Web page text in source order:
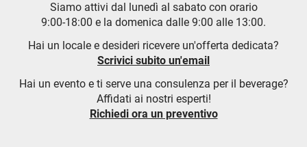
Siamo attivi dal lunedì al sabato con orario
9:00-18:00 e la domenica dalle 9:00 alle 13:00.
Hai un locale e desideri ricevere un'offerta dedicata?
Scrivici subito un'email
Hai un evento e ti serve una consulenza per il beverage?
Affidati ai nostri esperti!
Richiedi ora un preventivo